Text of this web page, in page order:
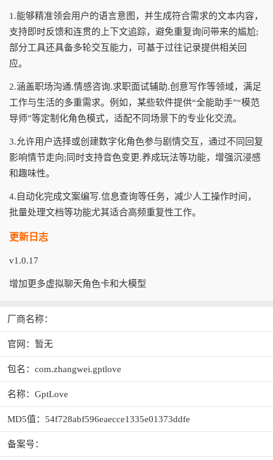
1.能够精准领会用户的语言意图，并生成符合需求的文本内容，
支持即时反馈和连贯的上下文追踪，避免重复询问带来的尴尬;
部分工具还具备多轮交互能力，可基于过往记录提供相关回
应。
2.涵盖职场沟通.情感咨询.求职面试辅助.创意写作等领域，满足
工作与生活的多重需求。例如，某些软件提供“全能助手”“模范
导师”等定制化角色模式，适配不同场景下的专业化交流。
3.允许用户选择或创建数字化角色参与剧情交互，通过不同回复
影响情节走向;同时支持音色变更.养成玩法等功能，增强沉浸感
和趣味性。
4.自动化完成文案编写.信息查询等任务，减少人工操作时间，
批量处理文档等功能尤其适合高频重复性工作。
更新日志
v1.0.17
增加更多虚拟聊天角色卡和大模型
厂商名称：
官网：暂无
包名：com.zhangwei.gptlove
名称：GptLove
MD5值：54f728abf596eaecce1335e01373ddfe
备案号：